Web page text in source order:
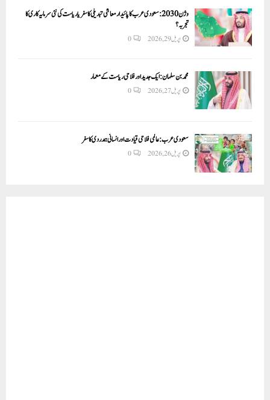
وژن 2030:سعودی عرب کا پائیدار معاشی تبدیلی کا سفر یا ریاست کی نئی سرمایہ کاری کا
تجربہ؟
اپریل 29, 2026 0
محمد بن سلمان: ایک جدید اور فلاحی ریاست کے معمار
اپریل 27, 2026 0
سعودی عرب: عالمی فلاحی قیادت اور انسانی ہمدردی کا سفر
اپریل 26, 2026 0